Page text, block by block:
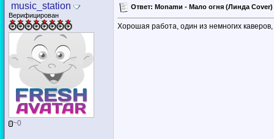
music_station
Верифицирован
~0
Ответ: Monamи - Мало огня (Линда
Хорошая работа, один из немногих